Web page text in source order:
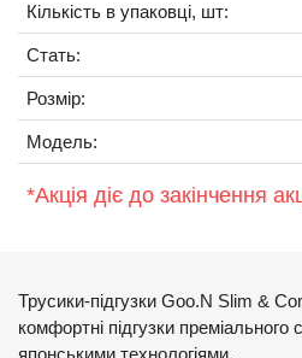
Кількість в упаковці, шт:
Стать:
Розмір:
Модель:
*Акція діє до закінчення
Трусики-підгузки Goo.N Slim &
комфортні підгузки преміального
японськими технологіями.